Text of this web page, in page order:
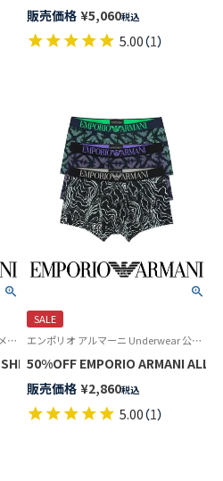
販売価格 ¥5,060税込
5.00（1）
EMPORIO ARMANI Underwear 男性 メンズ 下着 パンツ ブランド 父の日ギフト 父の日プレゼント 2024
51%OFF EMPORIO ARMANI SHINY
SALE
エンポリオ アルマーニ Underwear 公式オンラインショップ
50%OFF EMPORIO ARMANI ALL
販売価格 ¥2,860税込
5.00（1）